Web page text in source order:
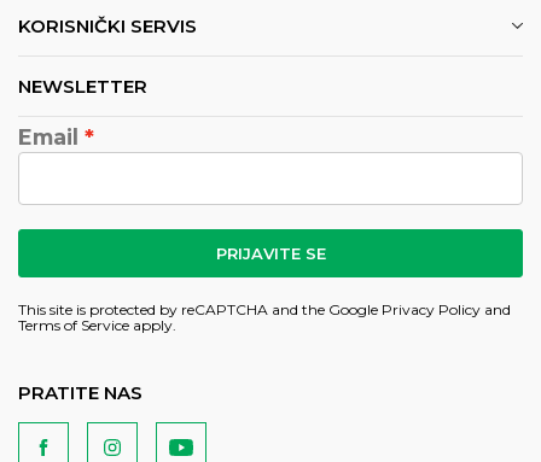
KORISNIČKI SERVIS
NEWSLETTER
Email
PRIJAVITE SE
This site is protected by reCAPTCHA and the Google Privacy Policy and
Terms of Service apply.
PRATITE NAS